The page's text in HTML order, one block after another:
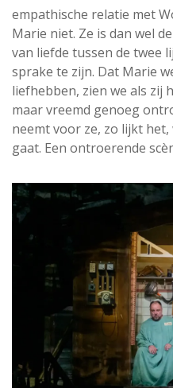
empathische relatie met
Marie niet. Ze is dan wel
van liefde tussen de twee
sprake te zijn. Dat Marie
liefhebben, zien we als zij
maar vreemd genoeg
neemt voor ze, zo lijkt
gaat. Een ontroerende